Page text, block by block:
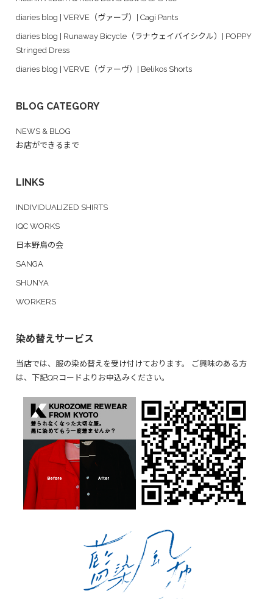
diaries blog | VERVE（ヴァーブ）| Cagi Pants
diaries blog | Runaway Bicycle（ラナウェイバイシクル）| POPPY
Stringed Dress
diaries blog | VERVE（ヴァーヴ）| Belikos Shorts
BLOG CATEGORY
NEWS & BLOG
お店ができるまで
LINKS
INDIVIDUALIZED SHIRTS
IQC WORKS
日本野鳥の会
SANGA
SHUNYA
WORKERS
染め替えサービス
当店では、服の染め替えを受け付けております。 ご興味のある方
は、下記QRコードよりお申込みください。